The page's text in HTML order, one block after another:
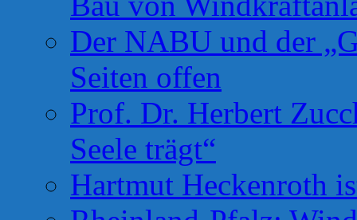
Der NABU und der
Seiten offen
Prof. Dr. Herbert
Seele trägt“
Hartmut Heckenroth